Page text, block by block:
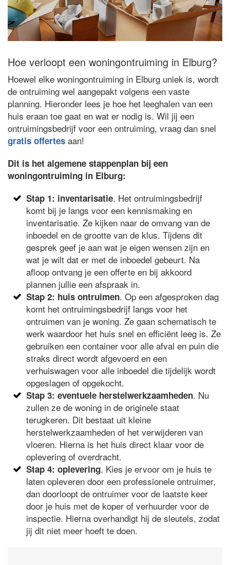
Hoe verloopt een woningontruiming in Elburg?
Hoewel elke woningontruiming in Elburg uniek is, wordt
de ontruiming wel aangepakt volgens een vaste
planning. Hieronder lees je hoe het leeghalen van een
huis eraan toe gaat en wat er nodig is. Wil jij een
ontruimingsbedrijf voor een ontruiming, vraag dan snel
gratis offertes aan!
Dit is het algemene stappenplan bij een
woningontruiming in Elburg:
Stap 1: inventarisatie. Het ontruimingsbedrijf
komt bij je langs voor een kennismaking en
inventarisatie. Ze kijken naar de omvang van de
inboedel en de grootte van de klus. Tijdens dit
gesprek geef je aan wat je eigen wensen zijn en
wat je wilt dat er met de inboedel gebeurt. Na
afloop ontvang je een offerte en bij akkoord
plannen jullie een afspraak in.
Stap 2: huis ontruimen. Op een afgesproken dag
komt het ontruimingsbedrijf langs voor het
ontruimen van je woning. Ze gaan schematisch te
werk waardoor het huis snel en efficiënt leeg is. Ze
gebruiken een container voor alle afval en puin die
straks direct wordt afgevoerd en een
verhuiswagen voor alle inboedel die tijdelijk wordt
opgeslagen of opgekocht.
Stap 3: eventuele herstelwerkzaamheden. Nu
zullen ze de woning in de originele staat
terugkeren. Dit bestaat uit kleine
herstelwerkzaamheden of het verwijderen van
vloeren. Hierna is het huis direct klaar voor de
oplevering of overdracht.
Stap 4: oplevering. Kies je ervoor om je huis te
laten opleveren door een professionele ontruimer,
dan doorloopt de ontruimer voor de laatste keer
door je huis met de koper of verhuurder voor de
inspectie. Hierna overhandigt hij de sleutels, zodat
jij dit niet meer hoeft te doen.